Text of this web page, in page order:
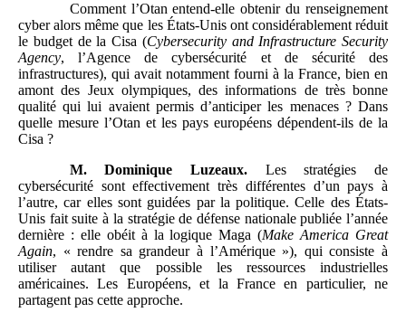
Comment l’Otan entend-elle obtenir du renseignement
cyber alors même que les États-Unis ont considérablement réduit
le budget de la Cisa (Cybersecurity and Infrastructure Security
Agency, l’Agence de cybersécurité et de sécurité des
infrastructures), qui avait notamment fourni à la France, bien en
amont des Jeux olympiques, des informations de très bonne
qualité qui lui avaient permis d’anticiper les menaces ? Dans
quelle mesure l’Otan et les pays européens dépendent-ils de la
Cisa ?
M.
Dominique Luzeaux. Les stratégies de
cybersécurité sont effectivement très différentes d’un pays à
l’autre, car elles sont guidées par la politique. Celle des États-
Unis fait suite à la stratégie de défense nationale publiée l’année
dernière : elle obéit à la logique Maga (Make America Great
Again, « rendre sa grandeur à l’Amérique »), qui consiste à
utiliser autant que possible les ressources industrielles
américaines. Les Européens, et la France en particulier, ne
partagent pas cette approche.